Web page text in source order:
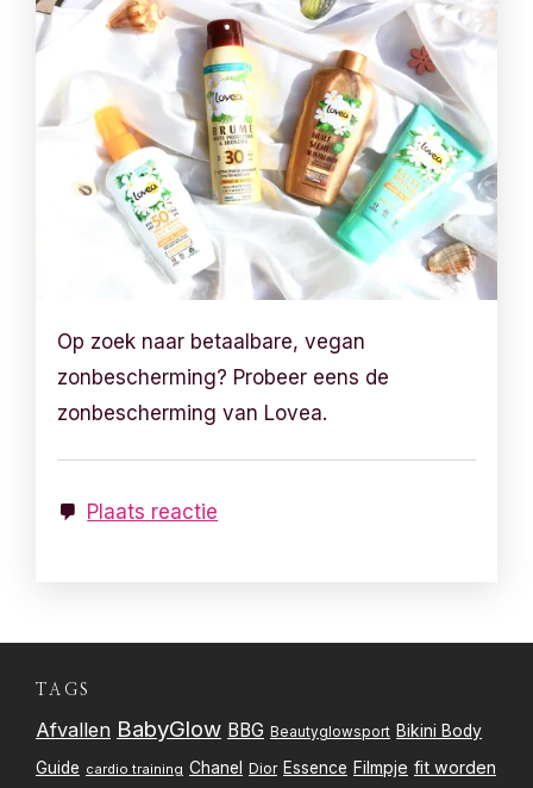
Op zoek naar betaalbare, vegan
zonbescherming? Probeer eens de
zonbescherming van Lovea.
Plaats reactie
TAGS
Afvallen BabyGlow BBG Beautyglowsport Bikini Body
Guide cardio training Chanel Dior Essence Filmpje fit worden